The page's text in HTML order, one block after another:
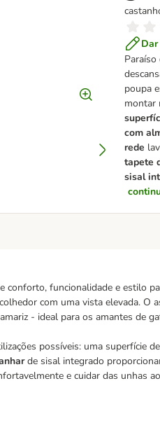
Paraíso
poupa
montar
com
rede
tapete
sisal
conforto, funcionalidade e estilo
com uma vista elevada. O
- ideal para os amantes de
possíveis: uma superfície
de sisal integrado
e cuidar das unhas